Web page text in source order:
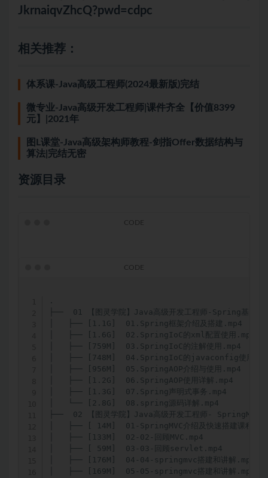
JkrnaiqvZhcQ?pwd=cdpc
相关推荐：
体系课-Java高级工程师(2024最新版)完结
微专业-Java高级开发工程师|课件齐全【价值8399
元】|2021年
图L课堂-Java高级架构师教程-剑指Offer数据结构与
算法|完结无密
资源目录
.
├──  01 【图灵学院】Java高级开发工程师-Spring基础应
│   ├── [1.1G]  01.Spring框架介绍及搭建.mp4
│   ├── [1.6G]  02.SpringIoC的xml配置使用.mp4
│   ├── [759M]  03.SpringIoC的注解使用.mp4
│   ├── [748M]  04.SpringIoC的javaconfig使用
│   ├── [956M]  05.SpringAOP介绍与使用.mp4
│   ├── [1.2G]  06.SpringAOP使用详解.mp4
│   ├── [1.3G]  07.Spring声明式事务.mp4
│   └── [2.8G]  08.spring源码详解.mp4
├──  02 【图灵学院】Java高级开发工程师- SpringMVC
│   ├── [ 14M]  01-SpringMVC介绍及快速搭建课程介
│   ├── [133M]  02-02-回顾MVC.mp4
│   ├── [ 59M]  03-03-回顾servlet.mp4
│   ├── [176M]  04-04-springmvc搭建和讲解.mp4
│   ├── [169M]  05-05-springmvc搭建和讲解.mp4